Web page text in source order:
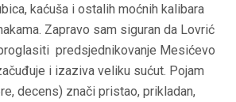
kaćuša i ostalih moćnih kalibara
Zapravo sam siguran da Lovrić
predsjednikovanje Mesićevo
i izaziva veliku sućut. Pojam
decens) znači pristao, prikladan,